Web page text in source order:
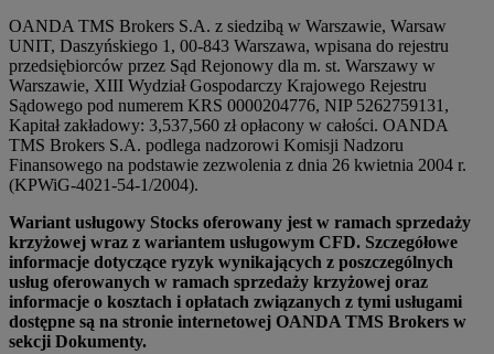
OANDA TMS Brokers S.A. z siedzibą w Warszawie, Warsaw
UNIT, Daszyńskiego 1, 00-843 Warszawa, wpisana do rejestru
przedsiębiorców przez Sąd Rejonowy dla m. st. Warszawy w
Warszawie, XIII Wydział Gospodarczy Krajowego Rejestru
Sądowego pod numerem KRS 0000204776, NIP 5262759131,
Kapitał zakładowy: 3,537,560 zł opłacony w całości. OANDA
TMS Brokers S.A. podlega nadzorowi Komisji Nadzoru
Finansowego na podstawie zezwolenia z dnia 26 kwietnia 2004 r.
(KPWiG-4021-54-1/2004).
Wariant usługowy Stocks oferowany jest w ramach sprzedaży
krzyżowej wraz z wariantem usługowym CFD. Szczegółowe
informacje dotyczące ryzyk wynikających z poszczególnych
usług oferowanych w ramach sprzedaży krzyżowej oraz
informacje o kosztach i opłatach związanych z tymi usługami
dostępne są na stronie internetowej OANDA TMS Brokers w
sekcji Dokumenty.